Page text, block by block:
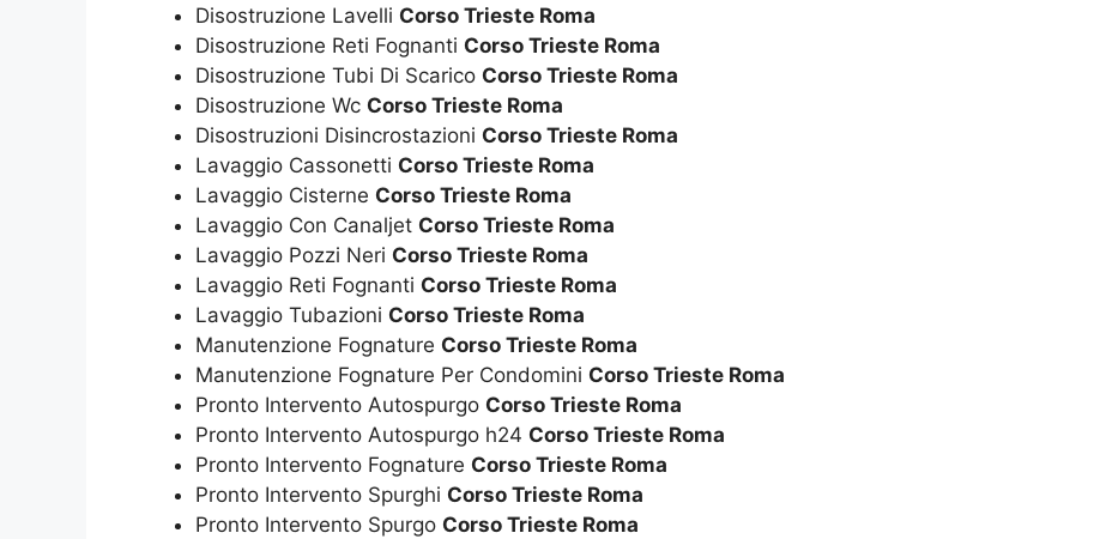
Disostruzione Lavelli Corso Trieste Roma
Disostruzione Reti Fognanti Corso Trieste Roma
Disostruzione Tubi Di Scarico Corso Trieste Roma
Disostruzione Wc Corso Trieste Roma
Disostruzioni Disincrostazioni Corso Trieste Roma
Lavaggio Cassonetti Corso Trieste Roma
Lavaggio Cisterne Corso Trieste Roma
Lavaggio Con Canaljet Corso Trieste Roma
Lavaggio Pozzi Neri Corso Trieste Roma
Lavaggio Reti Fognanti Corso Trieste Roma
Lavaggio Tubazioni Corso Trieste Roma
Manutenzione Fognature Corso Trieste Roma
Manutenzione Fognature Per Condomini Corso Trieste Roma
Pronto Intervento Autospurgo Corso Trieste Roma
Pronto Intervento Autospurgo h24 Corso Trieste Roma
Pronto Intervento Fognature Corso Trieste Roma
Pronto Intervento Spurghi Corso Trieste Roma
Pronto Intervento Spurgo Corso Trieste Roma